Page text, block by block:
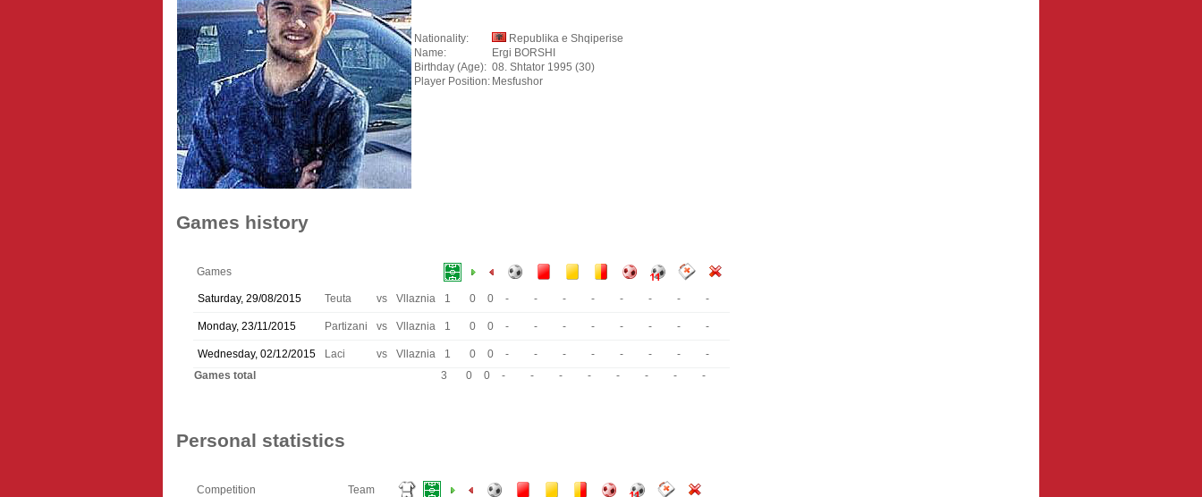
Nationality:
Republika e Shqiperise
Name:
Ergi BORSHI
Birthday (Age): 08. Shtator 1995 (30)
Player Position: Mesfushor
Games history
Games
Saturday, 29/08/2015 Teuta vs Vllaznia 1 0 0 - - - - - - - -
Monday, 23/11/2015 Partizani vs Vllaznia 1 0 0 - - - - - - - -
Wednesday, 02/12/2015 Laci vs Vllaznia 1 0 0 - - - - - - -
-
Games total
3 0 0 - - - - - - - -
Personal statistics
Competition Team